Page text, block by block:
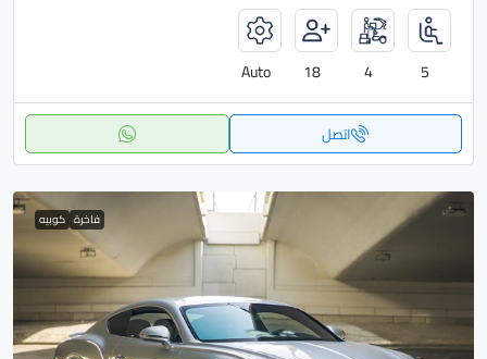
5
4
18
Auto
اتصل
فاخرة كوبيه